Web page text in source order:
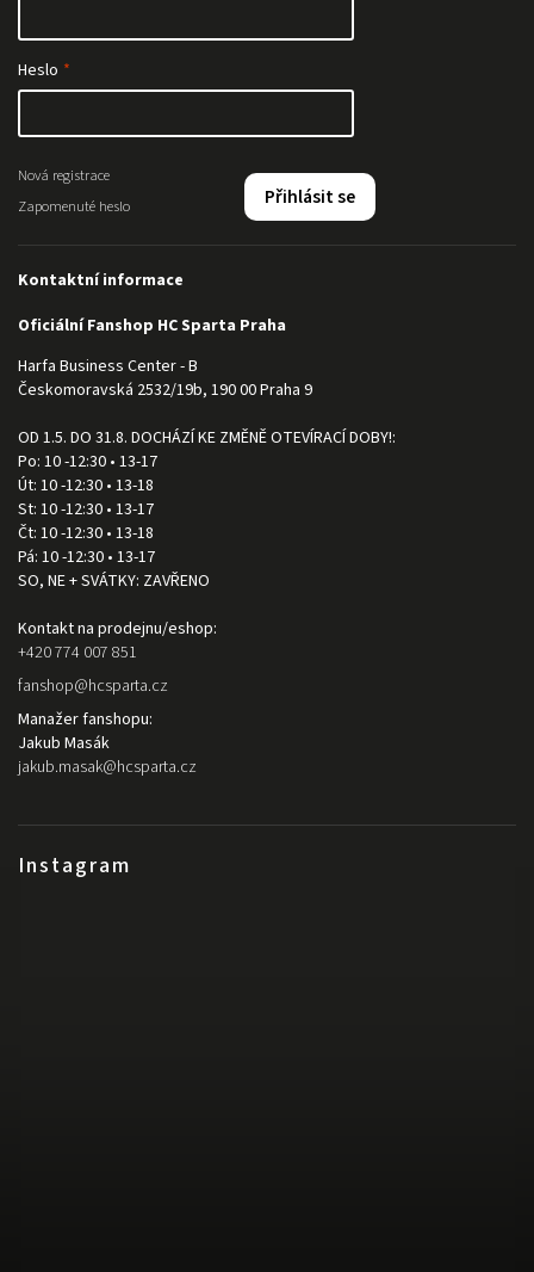
Instagram
Heslo
Přihlásit se
Nová registrace
Zapomenuté heslo
Kontaktní informace
Oficiální Fanshop HC Sparta Praha
Harfa Business Center - B
Českomoravská 2532/19b, 190 00 Praha 9
OD 1.5. DO 31.8. DOCHÁZÍ KE ZMĚNĚ OTEVÍRACÍ DOBY!:
Po: 10 -12:30 • 13-17
Út: 10 -12:30 • 13-18
St: 10 -12:30 • 13-17
Čt: 10 -12:30 • 13-18
Pá: 10 -12:30 • 13-17
SO, NE + SVÁTKY: ZAVŘENO
Kontakt na prodejnu/eshop:
+420 774 007 851
fanshop@hcsparta.cz
Manažer fanshopu:
Jakub Masák
jakub.masak@hcsparta.cz